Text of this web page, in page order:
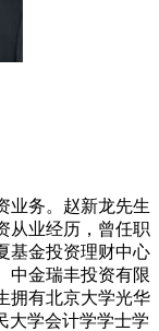
业务。赵新龙先生
从业经历，曾任职
基金投资理财中心
中金瑞丰投资有限
拥有北京大学光华
大学会计学学士学